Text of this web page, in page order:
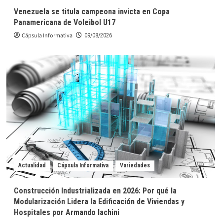
Venezuela se titula campeona invicta en Copa
Panamericana de Voleibol U17
Cápsula Informativa 09/08/2026
Actualidad Cápsula Informativa Variedades
Construcción Industrializada en 2026: Por qué la
Modularización Lidera la Edificación de Viviendas y
Hospitales por Armando Iachini